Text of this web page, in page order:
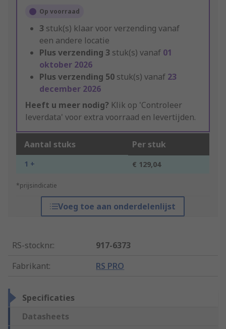
Op voorraad
3 stuk(s) klaar voor verzending vanaf
een andere locatie
Plus verzending 3 stuk(s) vanaf 01
oktober 2026
Plus verzending 50 stuk(s) vanaf 23
december 2026
Heeft u meer nodig? Klik op 'Controleer
leverdata' voor extra voorraad en levertijden.
Aantal stuks Per stuk
1 + € 129,04
*prijsindicatie
Voeg toe aan onderdelenlijst
RS-stocknr.:
917-6373
Fabrikant: RS PRO
Specificaties
Datasheets